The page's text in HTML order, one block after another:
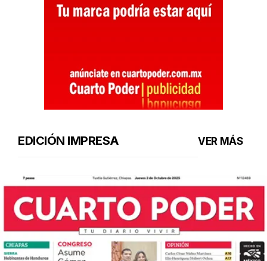
EDICIÓN IMPRESA VER MÁS